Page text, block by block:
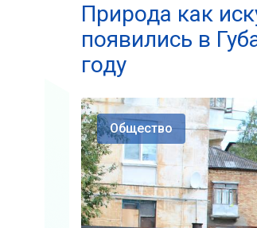
Природа как
появились в
году
Общество